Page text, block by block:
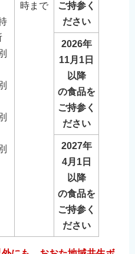
時まで
ご持参く
ださい
2026年
11月1日
以降
の食品を
ご持参く
ださい
2027年
4月1日
以降
の食品を
ご持参く
ださい